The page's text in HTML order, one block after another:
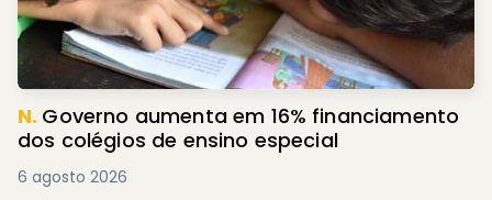
N. Governo aumenta em 16% financiamento
dos colégios de ensino especial
6 agosto 2026